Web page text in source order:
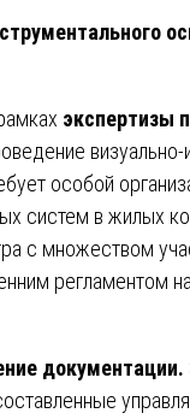
экспертизы
визуально-
особой
систем в жилых
с множеством
регламентом
документации.